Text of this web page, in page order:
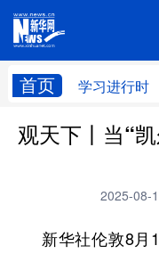
首页 学习进行时
学习进行时 高
科技 科
观天下丨当“
2025-08-
新华社伦敦8月